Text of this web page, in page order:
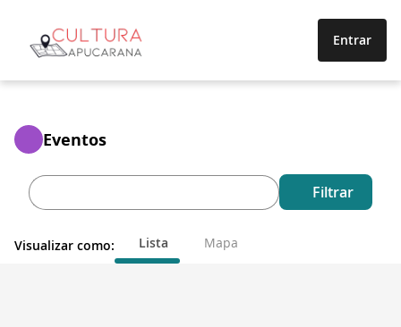
Entrar
Eventos
Visualizar como: Lista Mapa
Filtrar